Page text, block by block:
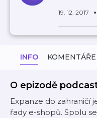
19. 12. 2017
INFO KOMENTÁŘE
O epizodě
Expanze do zahraničí
řady e-shopů. Spolu